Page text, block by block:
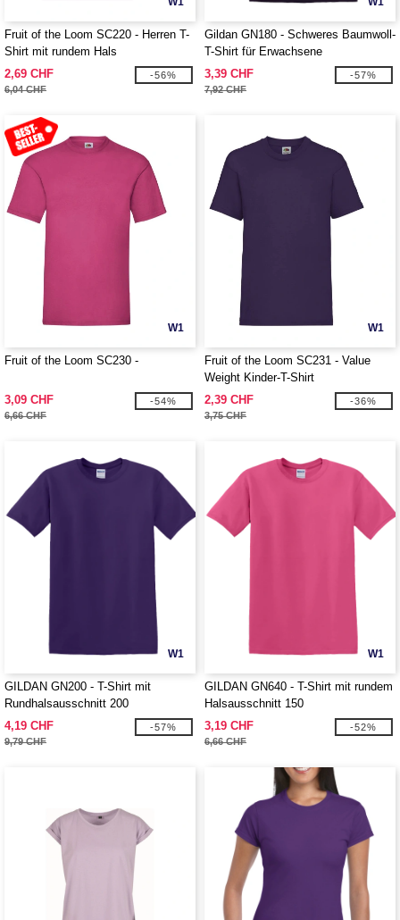
Fruit of the Loom SC220 - Herren T-
Shirt mit rundem Hals
2,69 CHF
6,04 CHF
-56%
Gildan GN180 - Schweres Baumwoll-
T-Shirt für Erwachsene
3,39 CHF
7,92 CHF
-57%
W1
Fruit of the Loom SC230 -
3,09 CHF
6,66 CHF
-54%
W1
Fruit of the Loom SC231 - Value
Weight Kinder-T-Shirt
2,39 CHF
3,75 CHF
-36%
W1
GILDAN GN200 - T-Shirt mit
Rundhalsausschnitt 200
4,19 CHF
9,79 CHF
-57%
W1
GILDAN GN640 - T-Shirt mit rundem
Halsausschnitt 150
3,19 CHF
6,66 CHF
-52%